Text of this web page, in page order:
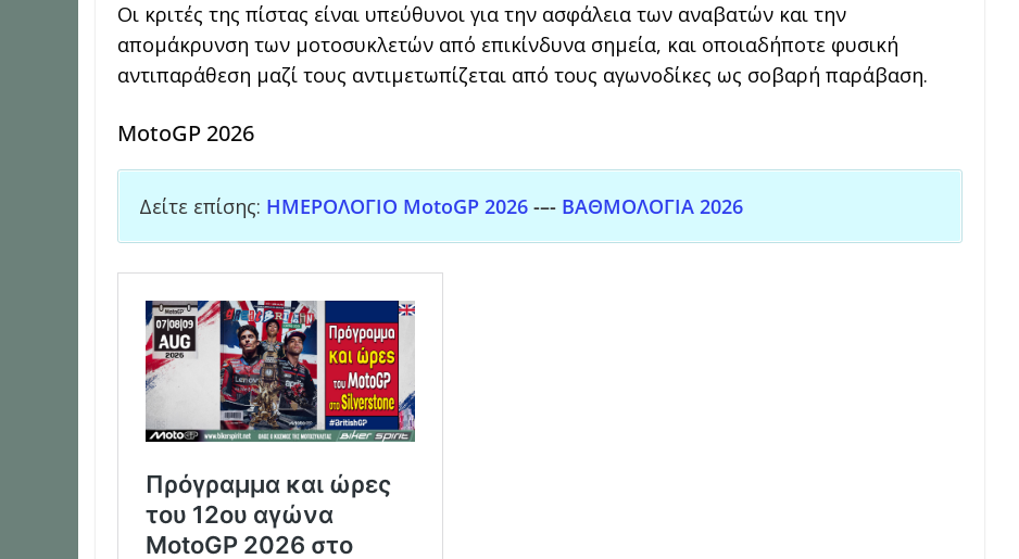
Οι κριτές της πίστας είναι υπεύθυνοι για την ασφάλεια των αναβατών και την
απομάκρυνση των μοτοσυκλετών από επικίνδυνα σημεία, και οποιαδήποτε φυσική
αντιπαράθεση μαζί τους αντιμετωπίζεται από τους αγωνοδίκες ως σοβαρή παράβαση.
MotoGP 2026
Δείτε επίσης: ΗΜΕΡΟΛΟΓΙΟ MotoGP 2026 -–- ΒΑΘΜΟΛΟΓΙΑ 2026